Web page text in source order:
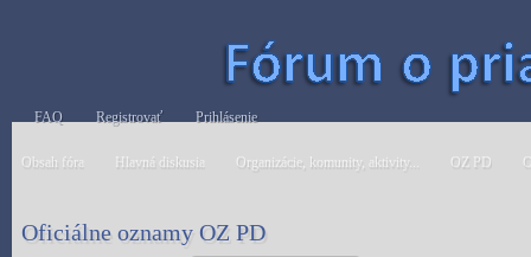
FAQ Registrovať Prihlásenie
Obsah fóra Hlavná diskusia Organizácie, komunity, aktivity... OZ PD
Oficiálne oznamy OZ PD